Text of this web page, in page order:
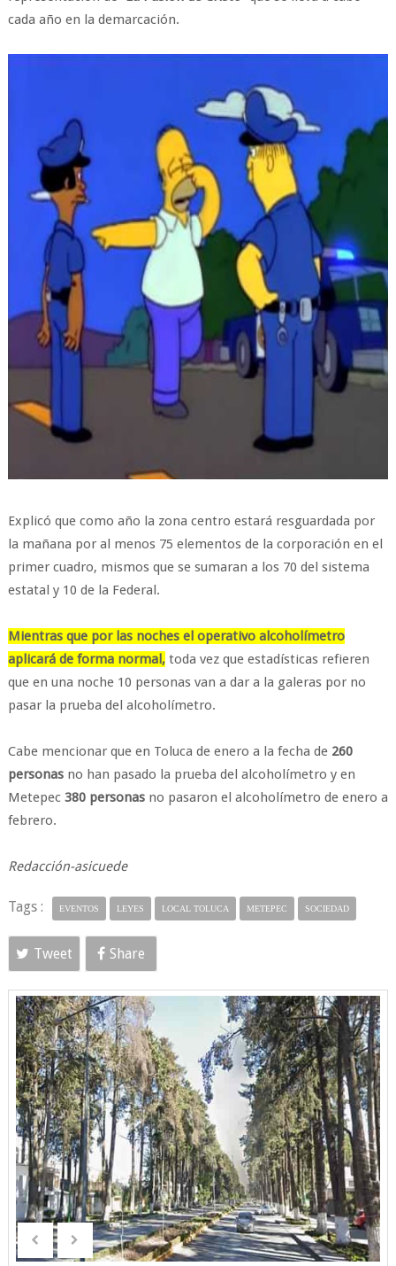
cada año en la demarcación.
Explicó que como año la zona centro estará resguardada por
la mañana por al menos 75 elementos de la corporación en el
primer cuadro, mismos que se sumaran a los 70 del sistema
estatal y 10 de la Federal.
Mientras que por las noches el operativo alcoholímetro
aplicará de forma normal,toda vez que estadísticas refieren
que en una noche 10 personas van a dar a la galeras por no
pasar la prueba del alcoholímetro.
Cabe mencionar que en Toluca de enero a la fecha de 260
personasno han pasado la prueba del alcoholímetro y en
Metepec 380 personasno pasaron el alcoholímetro de enero a
febrero.
Redacción-asicuede
Tags : EVENTOS LEYES LOCAL TOLUCA METEPEC SOCIEDAD
Tweet Share